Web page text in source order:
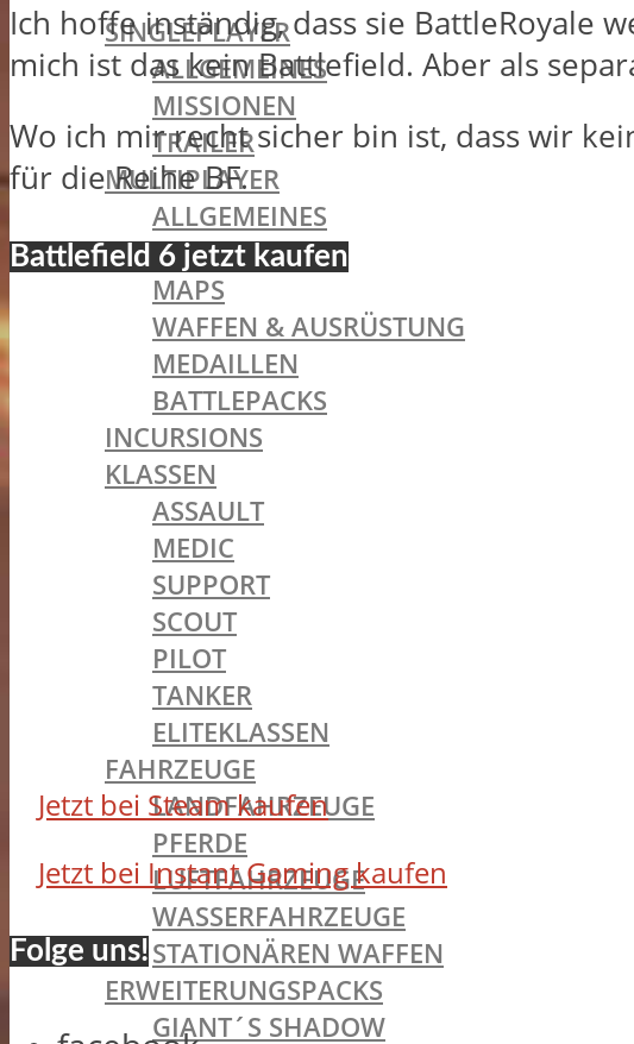
SINGLEPLAYER
ALLGEMEINES
MISSIONEN
TRAILER
MULTIPLAYER
ALLGEMEINES
SPIELMODI
MAPS
WAFFEN & AUSRÜSTUNG
MEDAILLEN
BATTLEPACKS
INCURSIONS
KLASSEN
ASSAULT
MEDIC
SUPPORT
SCOUT
PILOT
TANKER
ELITEKLASSEN
FAHRZEUGE
LANDFAHRZEUGE
PFERDE
LUFTFAHRZEUGE
WASSERFAHRZEUGE
STATIONÄREN WAFFEN
ERWEITERUNGSPACKS
GIANT´S SHADOW
Ich hoffe inständig, dass sie
mich ist das kein Battlefield. Aber als
Wo ich mir recht sicher bin ist, dass wir
für die Reihe BF.
Battlefield 6 jetzt kaufen
Jetzt bei Steam kaufen
Jetzt bei Instant Gaming kaufen
Folge uns!